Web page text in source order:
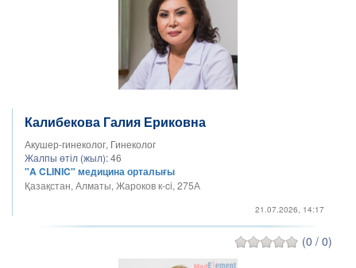
Калибекова Галия Ериковна
Акушер-гинеколог, Гинеколог
Жалпы өтіл (жыл):46
"A CLINIC" медицина орталығы
Қазақстан, Алматы, Жароков к-ci, 275А
21.07.2026, 14:17
(0 / 0)